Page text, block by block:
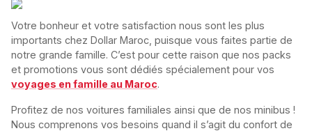
Votre bonheur et votre satisfaction nous sont les plus
importants chez Dollar Maroc, puisque vous faites partie de
notre grande famille. C’est pour cette raison que nos packs
et promotions vous sont dédiés spécialement pour vos
voyages en famille au Maroc.
Profitez de nos voitures familiales ainsi que de nos minibus !
Nous comprenons vos besoins quand il s’agit du confort de